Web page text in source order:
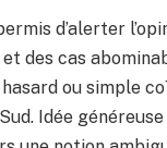
d’alerter
des cas
ou simple
Idée généreuse